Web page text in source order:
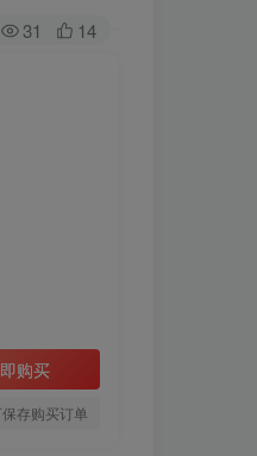
31 14
购买
存购买订单